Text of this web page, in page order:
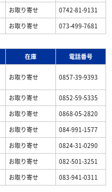
お取り寄せ
0742-81-9131
お取り寄せ 073-499-7681
在庫 電話番号
お取り寄せ 0857-39-9393
お取り寄せ
0852-59-5335
お取り寄せ
0868-05-2820
お取り寄せ
084-991-1577
お取り寄せ
0824-31-0290
お取り寄せ
082-501-3251
お取り寄せ 083-941-0311